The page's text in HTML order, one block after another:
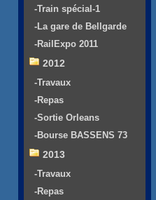
-Train spécial-1
-La gare de Bellgarde
-RailExpo 2011
2012
-Travaux
-Repas
-Sortie Orleans
-Bourse BASSENS 73
2013
-Travaux
-Repas